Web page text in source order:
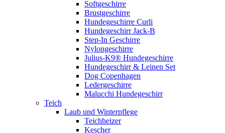
Softgeschirre
Brustgeschirre
Hundegeschirre Curli
Hundegeschirr Jack-B
Step-In Geschirre
Nylongeschirre
Julius-K9® Hundegeschirre
Hundegeschirr & Leinen Set
Dog Copenhagen
Ledergeschirre
Malucchi Hundegeschirr
Teich
Laub und Winterpflege
Teichheizer
Kescher